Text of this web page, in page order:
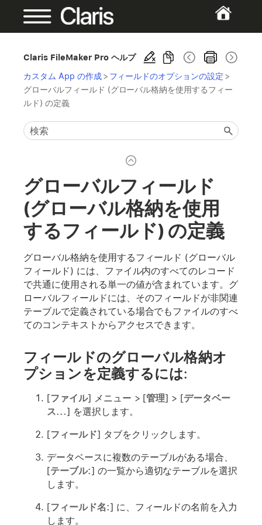
Claris FileMaker Pro ヘルプ
カスタム App の作成 > フィールドのオプションの設定 >
グローバルフィールド (グローバル格納を使用するフィー
ルド) の定義
グローバルフィールド
(グローバル格納を使用
するフィールド) の定義
グローバル格納を使用するフィールド (グローバル
フィールド) には、ファイル内のすべてのレコード
で共通に使用される単一の値が含まれています。グ
ローバルフィールドには、そのフィールドが非関連
テーブルで定義されている場合でもファイルのすべ
てのコンテキストからアクセスできます。
フィールドのグローバル格納オ
プションを定義するには:
[ファイル] メニュー > [管理] > [データベー
ス...] を選択します。
[フィールド] タブをクリックします。
データベースに複数のテーブルがある場合、
[テーブル:] の一覧から適切なテーブルを選択
します。
[フィールド名:] に、フィールドの名前を入力
します。